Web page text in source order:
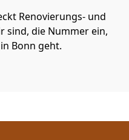
Renovierungs- und
sind, die Nummer ein,
Bonn geht.